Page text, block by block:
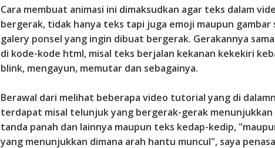
Cara membuat animasi ini dimaksudkan agar teks dalam
bergerak, tidak hanya teks tapi juga emoji maupun gambar
galery ponsel yang ingin dibuat bergerak. Gerakannya
di kode-kode html, misal teks berjalan kekanan kekekiri
blink, mengayun, memutar dan sebagainya.
Berawal dari melihat beberapa video tutorial yang di
terdapat misal telunjuk yang bergerak-gerak menunjukkan
tanda panah dan lainnya maupun teks kedap-kedip,
yang menunjukkan dimana arah hantu muncul", saya